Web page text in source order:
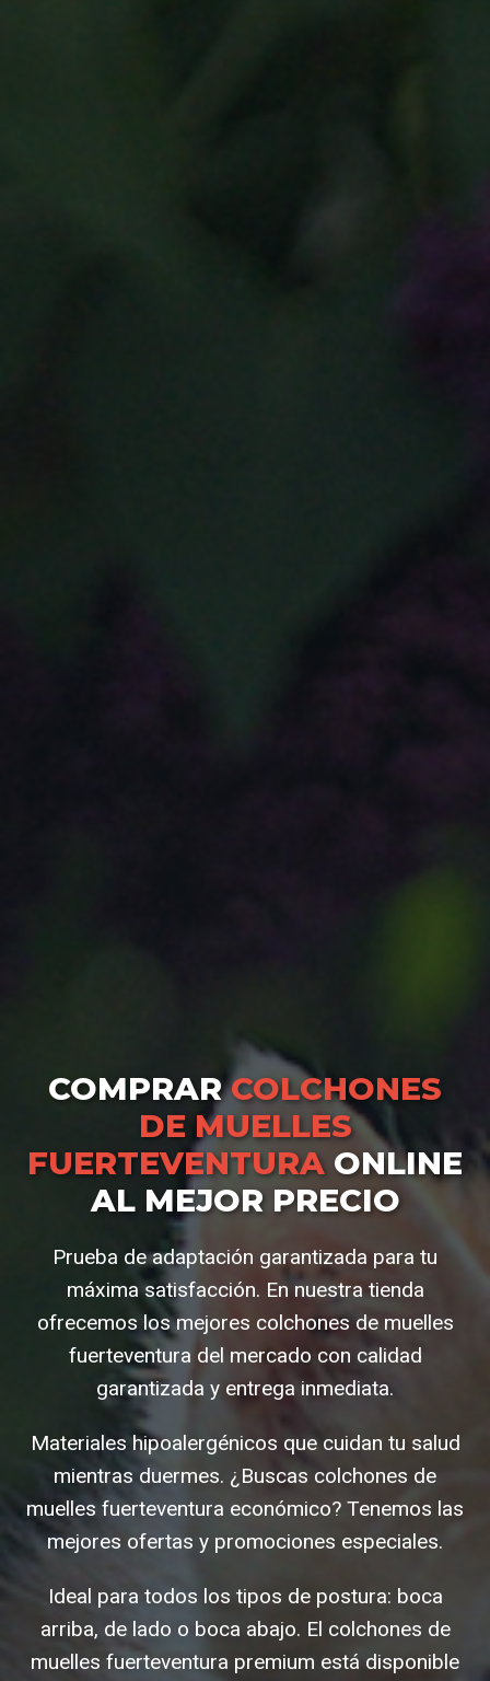
COMPRARCOLCHONES
DE MUELLES
FUERTEVENTURA ONLINE
AL MEJOR PRECIO
Prueba de adaptación garantizada para tu
máxima satisfacción. En nuestra tienda
ofrecemos los mejores colchones de muelles
fuerteventura del mercado con calidad
garantizada y entrega inmediata.
Materiales hipoalergénicos que cuidan tu salud
mientras duermes. ¿Buscas colchones de
muelles fuerteventura económico? Tenemos las
mejores ofertas y promociones especiales.
Ideal para todos los tipos de postura: boca
arriba, de lado o boca abajo. El colchones de
muelles fuerteventura premium está disponible